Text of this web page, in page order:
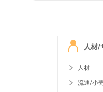
人材/
人材
流通/小